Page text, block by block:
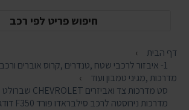
חיפוש פריט לפי רכב
דף הבית
1- איבזור לרכבי שטח ,טנדרים ,קרוס אוברים
מדרכות ,מגיני טמבון ועוד
סט מדרכות צד ואביזרים CHEVROLET שברולט
מדרכות נירוסטה לרכב סילבראדו פורד F350 דודג' ראם